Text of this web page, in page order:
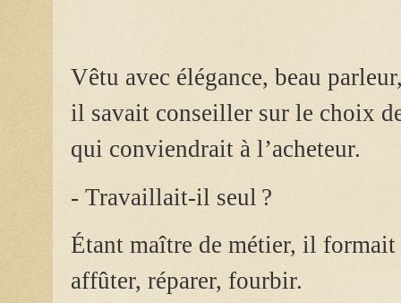
Vêtu avec élégance, beau
il savait conseiller sur le choix
qui conviendrait à l’acheteur.
- Travaillait-il seul ?
Étant maître de métier, il
affûter, réparer, fourbir.